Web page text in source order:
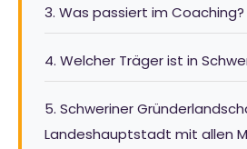
3. Was passiert im Coaching?
4. Welcher Träger ist in
5. Schweriner
Landeshauptstadt mit allen